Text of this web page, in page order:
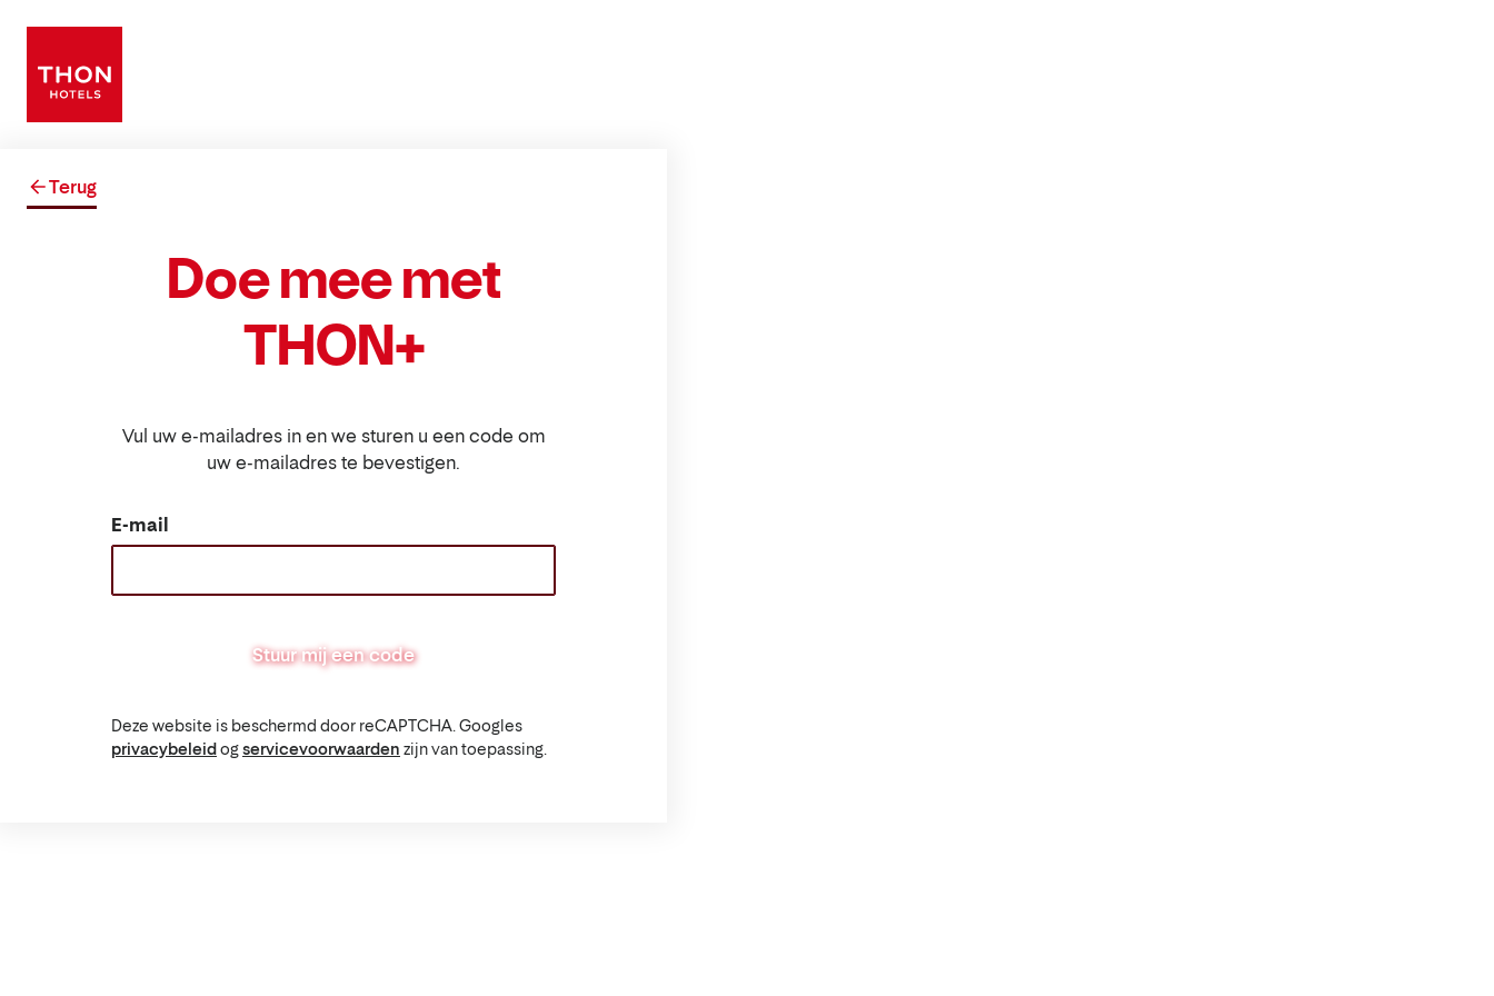
Terug
Doe mee met
THON+
Vul uw e-mailadres in en we sturen u een code om
uw e-mailadres te bevestigen.
E-mail
Stuur mij een code
Deze website is beschermd door reCAPTCHA. Googles
privacybeleidogservicevoorwaarden zijn van toepassing.